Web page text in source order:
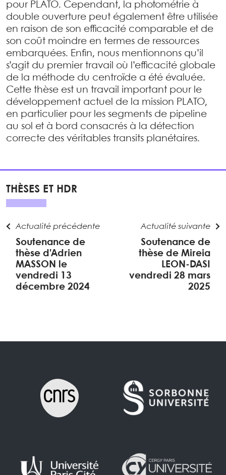
pour PLATO. Cependant, la photométrie à
double ouverture peut également être utilisée
en raison de son efficacité comparable et de
son coût moindre en termes de ressources
embarquées. Enfin, nous mentionnons qu’il
s’agit du premier travail où l’efficacité globale
de la méthode du centroïde a été évaluée.
Cette thèse est un travail important pour le
développement actuel de la mission PLATO,
en particulier pour les segments de pipeline
au sol et à bord consacrés à la détection
correcte des véritables transits planétaires.
THÈSES ET HDR
Actualité précédente
Soutenance de
thèse d’Adrien
MASSON le
vendredi 13
décembre 2024
Actualité suivante
Soutenance de
thèse de Mireia
LEON-DASI
vendredi 28 mars
2025